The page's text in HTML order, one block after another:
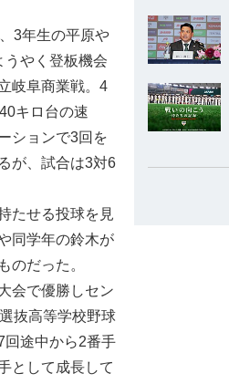
3年生の平原や
うやく登板機会
岐阜商業戦。4
キロ台の速
ションで3回を
が、試合は3対6
たせる投球を見
同学年の鈴木が
のだった。
会で優勝しセン
抜高等学校野球
回途中から2番手
として成長して